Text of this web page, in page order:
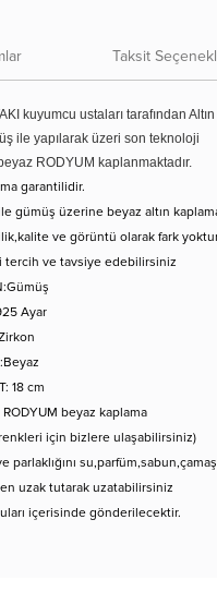
Taksit
kuyumcu ustaları tarafından Altın
ile yapılarak üzeri son teknoloji
RODYUM kaplanmaktadır.
garantilidir.
gümüş üzerine beyaz altın
ve görüntü olarak fark
tercih ve tavsiye edebilirsiniz
Ayar
18 cm
beyaz kaplama
için bizlere ulaşabilirsiniz)
uzak tutarak uzatabilirsiniz
içerisinde gönderilecektir.